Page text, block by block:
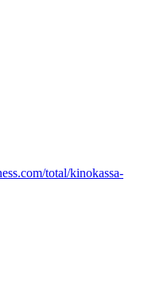
total/kinokassa-